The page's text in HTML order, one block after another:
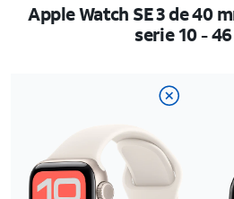
Apple Watch SE 3 de 40
serie 10 -